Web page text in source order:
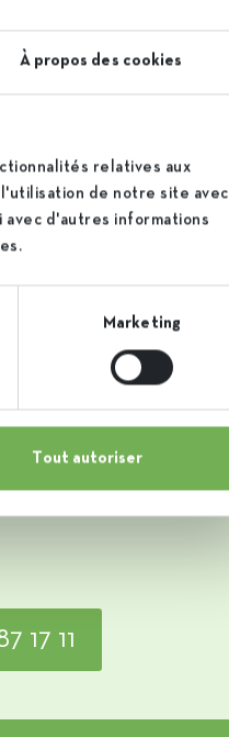
À propos des cookies
relatives aux
de notre site avec
avec d'autres informations
Marketing
Tout autoriser
?
17 11